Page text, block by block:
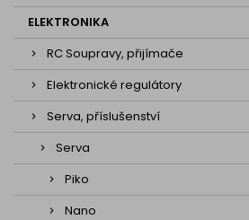
ELEKTRONIKA
RC Soupravy, přijímače
Elektronické regulátory
Serva, příslušenství
Serva
Piko
Nano